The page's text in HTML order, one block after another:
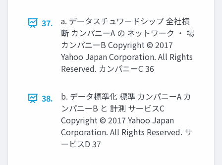
37.
a. データスチュワードシップ 全社横
断 カンパニーA の ネットワーク ・ 場
カンパニーB Copyright © 2017
Yahoo Japan Corporation. All Rights
Reserved. カンパニーC 36
38.
b. データ標準化 標準 カンパニーA カ
ンパニーB と 計測 サービスC
Copyright © 2017 Yahoo Japan
Corporation. All Rights Reserved. サ
ービスD 37